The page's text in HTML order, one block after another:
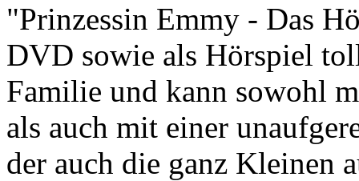
"Prinzessin Emmy - Das
DVD sowie als Hörspiel
Familie und kann sowohl
als auch mit einer
der auch die ganz Kleinen